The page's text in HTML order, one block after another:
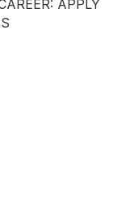
APPLY